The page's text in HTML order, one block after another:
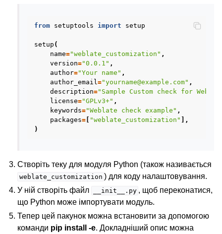
from setuptools import setup
setup (
name="weblate_customization" ,
version="0.0.1" ,
author="Your name" ,
author_email="yourname@example.com" ,
description="Sample Custom check for
license="GPLv3+" ,
keywords="Weblate check example" ,
packages= "weblate_customization"
],
)
Створіть теку для модуля Python (також називається
weblate_customization ) для коду налаштовування.
У ній створіть файл
__init__.py , щоб переконатися,
що Python може імпортувати модуль.
Тепер цей пакунок можна встановити за допомогою
команди pip install -e. Докладніший опис можна